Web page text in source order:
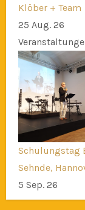
Klöber + Team
25 Aug. 26
Schulungstag
Sehnde,
5 Sep. 26